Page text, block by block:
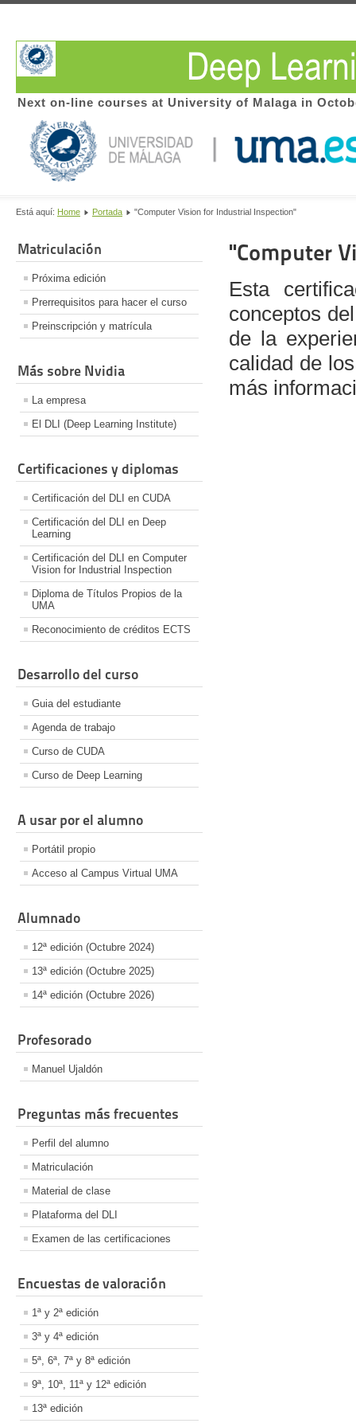
Next on-line courses at University of Malaga in
Está aquí: Home Portada "Computer Vision for Industrial Inspection"
Matriculación
Próxima edición
Prerrequisitos para hacer el curso
Preinscripción y matrícula
Más sobre Nvidia
La empresa
El DLI (Deep Learning Institute)
Certificaciones y diplomas
Certificación del DLI en CUDA
Certificación del DLI en Deep
Learning
Certificación del DLI en Computer
Vision for Industrial Inspection
Diploma de Títulos Propios de la
UMA
Reconocimiento de créditos ECTS
Desarrollo del curso
Guia del estudiante
Agenda de trabajo
Curso de CUDA
Curso de Deep Learning
A usar por el alumno
Portátil propio
Acceso al Campus Virtual UMA
Alumnado
12ª edición (Octubre 2024)
13ª edición (Octubre 2025)
14ª edición (Octubre 2026)
Profesorado
Manuel Ujaldón
Preguntas más frecuentes
Perfil del alumno
Matriculación
Material de clase
Plataforma del DLI
Examen de las certificaciones
Encuestas de valoración
1ª y 2ª edición
3ª y 4ª edición
5ª, 6ª, 7ª y 8ª edición
9ª, 10ª, 11ª y 12ª edición
13ª edición
"Computer
Esta
conceptos
de la
calidad de
más